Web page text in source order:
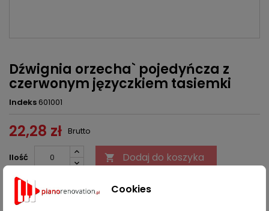
Dźwignia orzecha` pojedyńcza z
czerwonym języczkiem tasiemki
Indeks 601001
22,28 zł Brutto
Ilość  Dodaj do koszyka
Ostatnie sztuki w magazynie
Cookies